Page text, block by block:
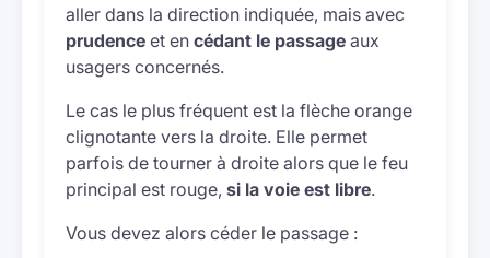
aller dans la direction indiquée, mais avec
prudence et en cédant le passage aux
usagers concernés.
Le cas le plus fréquent est la flèche orange
clignotante vers la droite. Elle permet
parfois de tourner à droite alors que le feu
principal est rouge, si la voie est libre.
Vous devez alors céder le passage :